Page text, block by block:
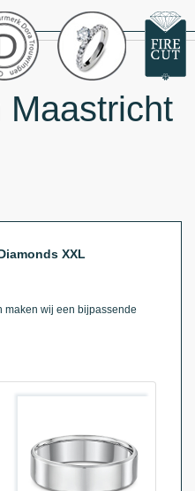
Maastricht
XXL
maken wij een bijpassende